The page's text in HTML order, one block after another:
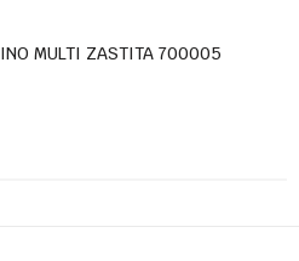
MULTI ZASTITA 700005